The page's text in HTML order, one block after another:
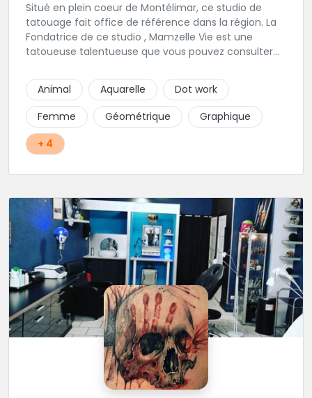
Situé en plein coeur de Montélimar, ce studio de
tatouage fait office de référence dans la région. La
Fondatrice de ce studio , Mamzelle Vie est une
tatoueuse talentueuse que vous pouvez consulter
Animal
Aquarelle
Dot work
Femme
Géométrique
Graphique
+ 4